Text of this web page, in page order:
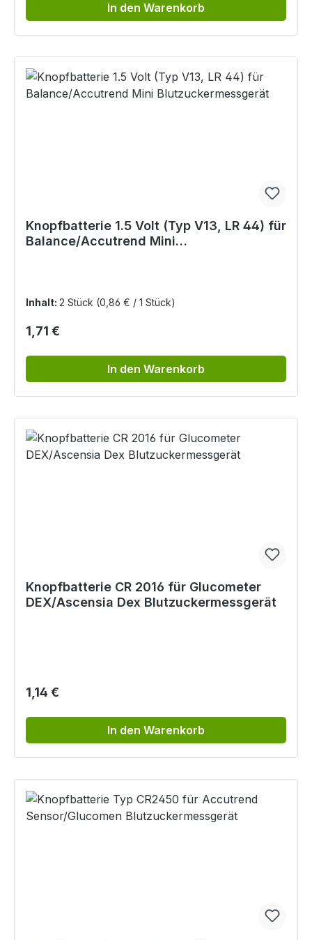
In den Warenkorb
Knopfbatterie 1.5 Volt (Typ V13, LR 44) für
Balance/Accutrend Mini
Inhalt: 2 Stück (0,86 € / 1 Stück)
Regulärer Preis:
1,71 €
In den Warenkorb
Knopfbatterie CR 2016 für Glucometer
DEX/Ascensia Dex Blutzuckermessgerät
Regulärer Preis:
1,14 €
In den Warenkorb